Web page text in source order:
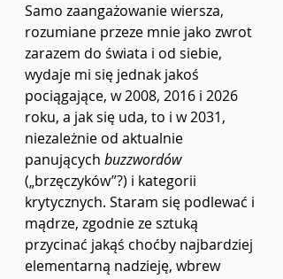
Samo zaangażowanie wiersza,
rozumiane przeze mnie jako zwrot
zarazem do świata i od siebie,
wydaje mi się jednak jakoś
pociągające, w 2008, 2016 i 2026
roku, a jak się uda, to i w 2031,
niezależnie od aktualnie
panujących buzzwordów
(„brzęczyków”?) i kategorii
krytycznych. Staram się podlewać i
mądrze, zgodnie ze sztuką
przycinać jakąś choćby najbardziej
elementarną nadzieję, wbrew